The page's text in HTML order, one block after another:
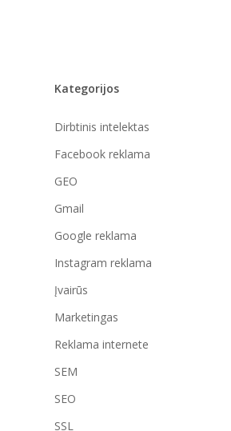
Kategorijos
Dirbtinis intelektas
Facebook reklama
GEO
Gmail
Google reklama
Instagram reklama
Įvairūs
Marketingas
Reklama internete
SEM
SEO
SSL